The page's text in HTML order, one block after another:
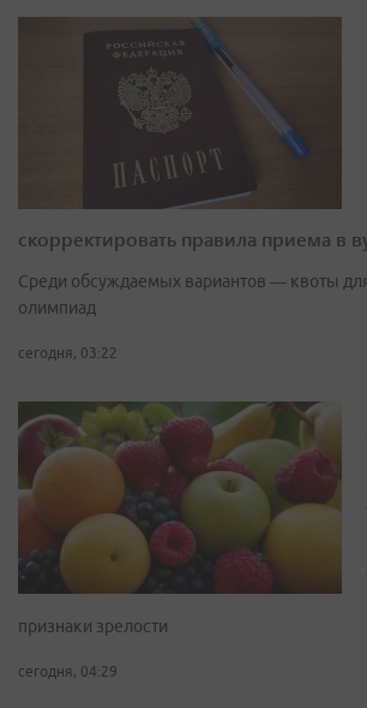
скорректировать правила приема в
Среди обсуждаемых вариантов — квоты
олимпиад
сегодня, 03:22
признаки зрелости
сегодня, 04:29